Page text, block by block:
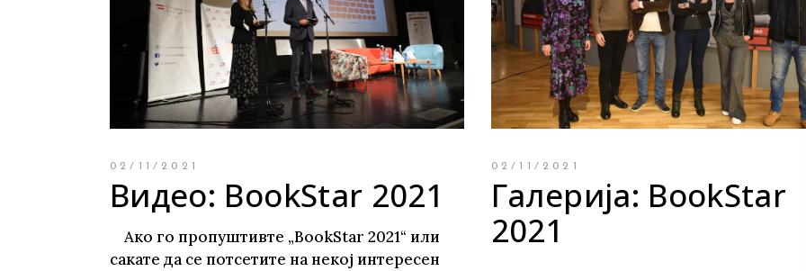
Young adult
Сите фикција
Сите нефикција
02/11/2021
Видео: BookStar 2021
Ако го пропуштивте „BookStar 2021“ или
сакате да се потсетите на некој интересен
02/11/2021
Галерија: BookStar
2021